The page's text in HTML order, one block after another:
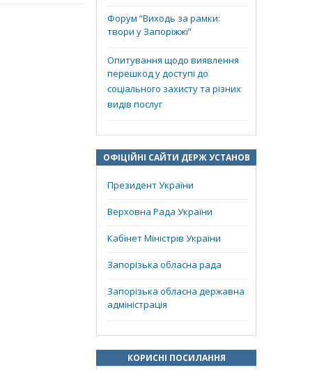
Форум “Виходь за рамки:
твори у Запоріжжі”
Опитування щодо виявлення
перешкод у доступі до
соціального захисту та різних
видів послуг
ОФІЦІЙНІ САЙТИ ДЕРЖ УСТАНОВ
Президент України
Верховна Рада України
Кабінет Міністрів України
Запорізька обласна рада
Запорізька обласна державна
адміністрація
КОРИСНІ ПОСИЛАННЯ